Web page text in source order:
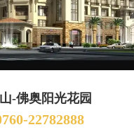
-佛奥阳光花园
22782888